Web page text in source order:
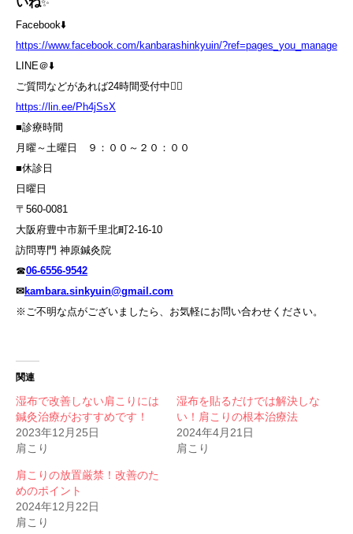
✨
Facebook⬇️
https://www.facebook.com/kanbarashinkyuin/?ref=pages_you_manage
LINE＠⬇️
ご質問などがあれば24時間受付中💁‍♀️
https://lin.ee/Ph4jSsX
■診療時間
月曜～土曜日 ９：００～２０：００
■休診日
日曜日
〒560-0081
大阪府豊中市新千里北町2-16-10
訪問専門 神原鍼灸院
☎06-6556-9542
✉kambara.sinkyuin@gmail.com
※ご不明な点がございましたら、お気軽にお問い合わせください。
関連
湿布で改善しない肩こりには
鍼灸治療がおすすめです！
2023年12月25日
肩こり
湿布を貼るだけでは解決しな
い！肩こりの根本治療法
2024年4月21日
肩こり
肩こりの放置厳禁！改善のた
めのポイント
2024年12月22日
肩こり